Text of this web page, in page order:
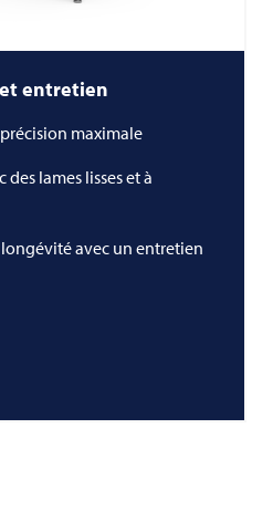
entretien
maximale
lames lisses et à
avec un entretien